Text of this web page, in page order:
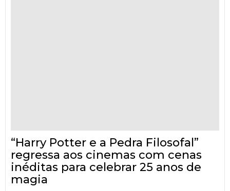
“Harry Potter e a Pedra Filosofal”
regressa aos cinemas com cenas
inéditas para celebrar 25 anos de
magia